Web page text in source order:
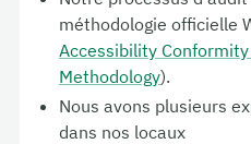
méthodologie officielle
Accessibility
Methodology).
Nous avons plusieurs
dans nos locaux